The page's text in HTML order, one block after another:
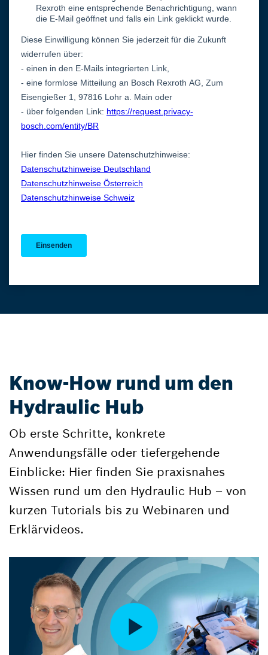
Know-How rund um den
Hydraulic Hub
Ob erste Schritte, konkrete
Anwendungsfälle oder tiefergehende
Einblicke: Hier finden Sie praxisnahes
Wissen rund um den Hydraulic Hub – von
kurzen Tutorials bis zu Webinaren und
Erklärvideos.